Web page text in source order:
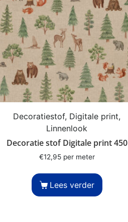
Decoratiestof, Digitale print,
Linnenlook
Decoratie stof Digitale print 450
€12,95 per meter
Lees verder